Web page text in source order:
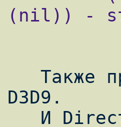
(nil)) -
D3D9.